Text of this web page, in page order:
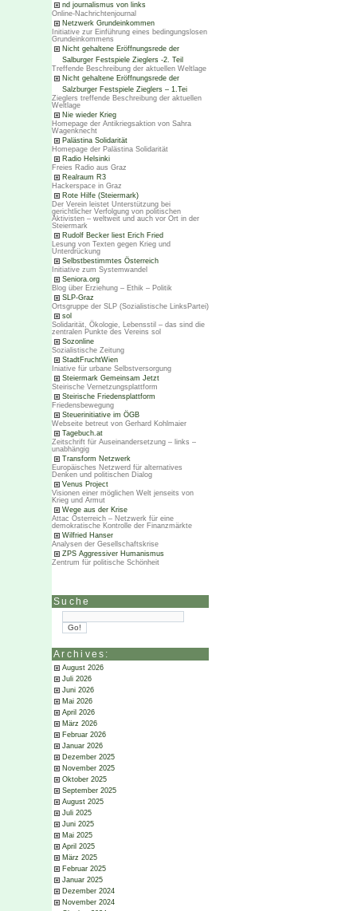
nd journalismus von links
Online-Nachrichtenjournal
Netzwerk Grundeinkommen
Initiative zur Einführung eines bedingungslosen
Grundeinkommens
Nicht gehaltene Eröffnungsrede der
Salburger Festspiele Zieglers -2. Teil
Treffende Beschreibung der aktuellen Weltlage
Nicht gehaltene Eröffnungsrede der
Salzburger Festspiele Zieglers – 1.Tei
Zieglers treffende Beschreibung der aktuellen
Weltlage
Nie wieder Krieg
Homepage der Antikriegsaktion von Sahra
Wagenknecht
Palästina Solidarität
Homepage der Palästina Solidarität
Radio Helsinki
Freies Radio aus Graz
Realraum R3
Hackerspace in Graz
Rote Hilfe (Steiermark)
Der Verein leistet Unterstützung bei
gerichtlicher Verfolgung von politischen
Aktivisten – weltweit und auch vor Ort in der
Steiermark
Rudolf Becker liest Erich Fried
Lesung von Texten gegen Krieg und
Unterdrückung
Selbstbestimmtes Österreich
Initiative zum Systemwandel
Seniora.org
Blog über Erziehung – Ethik – Politik
SLP-Graz
Ortsgruppe der SLP (Sozialistische LinksPartei)
sol
Solidarität, Ökologie, Lebensstil – das sind die
zentralen Punkte des Vereins sol
Sozonline
Sozialistische Zeitung
StadtFruchtWien
Iniative für urbane Selbstversorgung
Steiermark Gemeinsam Jetzt
Steirische Vernetzungsplattform
Steirische Friedensplattform
Friedensbewegung
Steuerinitiative im ÖGB
Webseite betreut von Gerhard Kohlmaier
Tagebuch.at
Zeitschrift für Auseinandersetzung – links –
unabhängig
Transform Netzwerk
Europäisches Netzwerd für alternatives
Denken und politischen Dialog
Venus Project
Visionen einer möglichen Welt jenseits von
Krieg und Armut
Wege aus der Krise
Attac Österreich – Netzwerk für eine
demokratische Kontrolle der Finanzmärkte
Wilfried Hanser
Analysen der Gesellschaftskrise
ZPS Aggressiver Humanismus
Zentrum für politische Schönheit
Suche
Archives:
August 2026
Juli 2026
Juni 2026
Mai 2026
April 2026
März 2026
Februar 2026
Januar 2026
Dezember 2025
November 2025
Oktober 2025
September 2025
August 2025
Juli 2025
Juni 2025
Mai 2025
April 2025
März 2025
Februar 2025
Januar 2025
Dezember 2024
November 2024